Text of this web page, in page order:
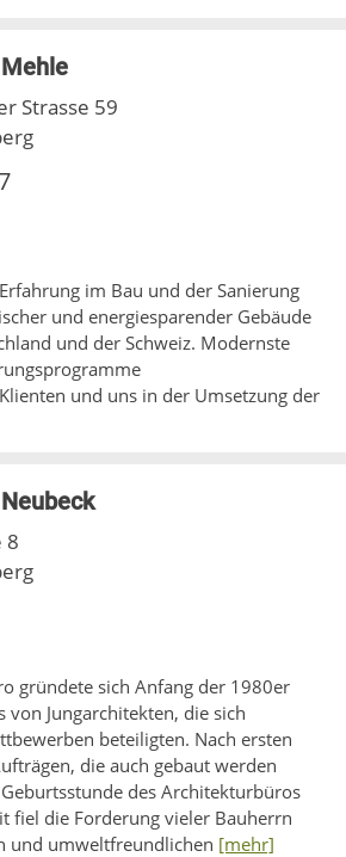
Strasse 59
im Bau und der Sanierung
und energiesparender Gebäude
und der Schweiz. Modernste
und uns in der Umsetzung der
8
gründete sich Anfang der 1980er
von Jungarchitekten, die sich
beteiligten. Nach ersten
die auch gebaut werden
des Architekturbüros
fiel die Forderung vieler Bauherrn
und umweltfreundlichen [mehr]